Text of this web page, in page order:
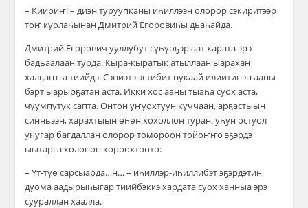
– Киириҥ! – диэн туруупканы иһиллээн олорор сэкиритээр
тоҥ куолаһынан Дмитрий Егоровиһы дьаһайда.
Дмитрий Егорович ууллубут сүһүөҕэр аат харата эрэ
бадьаалаан турда. Кыра-кыратык атыллаан ыарахан
халҕаҥҥа тиийдэ. Сэниэтэ эстибит нукаай илиитинэн ааны
бэрт ыарырҕатан аста. Икки хос ааны тыаһа суох аста,
чуумпутук сапта. Онтон уҥуохтуун куччаан, арҕастыын
синньээн, харахтыын өһөн хохоллон туран, уһун остуол
уһугар багдаллан олорор томороон тойоҥҥо эҕэрдэ
ыытарга холонон көрөөхтөөтө:
– Үт-түө сарсыарда…н… – иһиллэр-иһиллибэт эҕэрдэтин
дуома аадырыһыгар тиийбэккэ хардата суох ханныа эрэ
суураллан хаалла.